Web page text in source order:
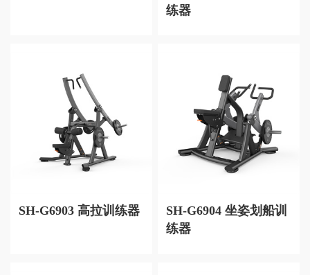
练器
SH-G6903 高拉训练器
SH-G6904 坐姿划船训
练器